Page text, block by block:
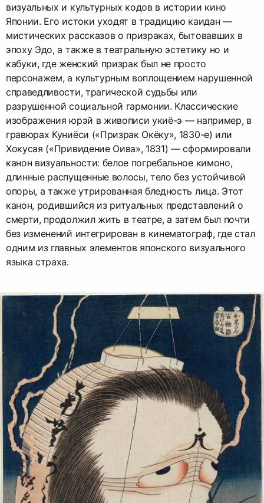
визуальных и культурных кодов в истории кино
Японии. Его истоки уходят в традицию каидан —
мистических рассказов о призраках, бытовавших в
эпоху Эдо, а также в театральную эстетику но и
кабуки, где женский призрак был не просто
персонажем, а культурным воплощением нарушенной
справедливости, трагической судьбы или
разрушенной социальной гармонии. Классические
изображения юрэй в живописи укиё-э — например, в
гравюрах Куниёси («Призрак Окёку», 1830-е) или
Хокусая («Привидение Оива», 1831) — сформировали
канон визуальности: белое погребальное кимоно,
длинные распущенные волосы, тело без устойчивой
опоры, а также утрированная бледность лица. Этот
канон, родившийся из ритуальных представлений о
смерти, продолжил жить в театре, а затем был почти
без изменений интегрирован в кинематограф, где стал
одним из главных элементов японского визуального
языка страха.